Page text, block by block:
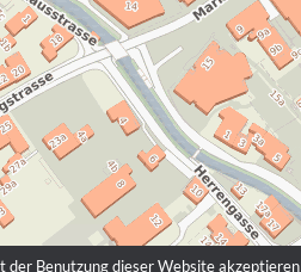
Benutzung dieser Website akzeptieren